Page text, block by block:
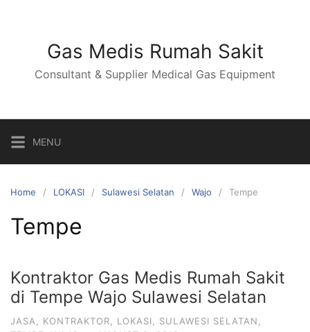
Gas Medis Rumah Sakit
Consultant & Supplier Medical Gas Equipment
MENU
Home LOKASI Sulawesi Selatan Wajo Tempe
Tempe
Kontraktor Gas Medis Rumah Sakit
di Tempe Wajo Sulawesi Selatan
JASA KONTRAKTOR LOKASI SULAWESI SELATAN